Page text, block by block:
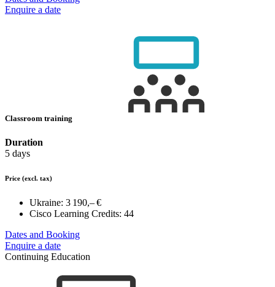
Enquire a date
Classroom training
Duration
5 days
Price (excl. tax)
Ukraine: 3 190,– €
Cisco Learning Credits: 44
Dates and Booking
Enquire a date
Continuing Education